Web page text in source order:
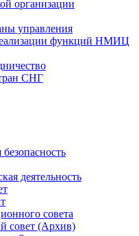
организации
управления
функций НМИЦ
СНГ
деятельность
совета
совет (Архив)